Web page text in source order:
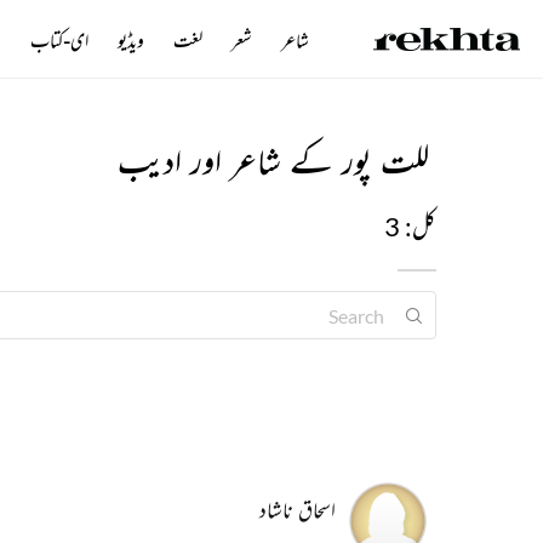
للت پور کے شاعر اور ادیب
کل: 3
اسحاق ناشاد
شاعر شعر لغت ویڈیو ای-کتاب